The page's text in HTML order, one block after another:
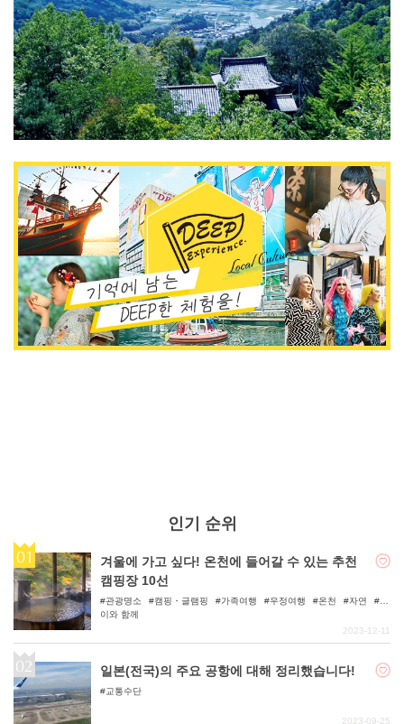
인기 순위
겨울에 가고 싶다! 온천에 들어갈 수 있는 추천
캠핑장 10선
관광명소 캠핑・글램핑 가족여행 우정여행 온천 자연
이와 함께
2023-12-11
일본(전국)의 주요 공항에 대해 정리했습니다!
교통수단
2023-09-25